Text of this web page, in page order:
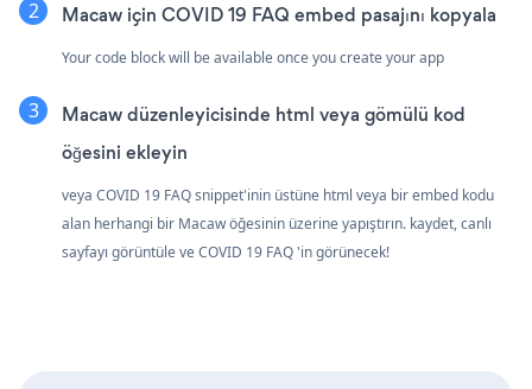
Macaw için COVID 19 FAQ embed pasajını kopyala
Your code block will be available once you create your app
Macaw düzenleyicisinde html veya gömülü kod
öğesini ekleyin
veya COVID 19 FAQ snippet'inin üstüne html veya bir embed kodu
alan herhangi bir Macaw öğesinin üzerine yapıştırın. kaydet, canlı
sayfayı görüntüle ve COVID 19 FAQ 'in görünecek!